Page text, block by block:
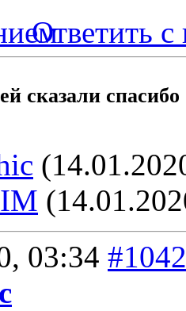
Ответить с
сказали
03:34